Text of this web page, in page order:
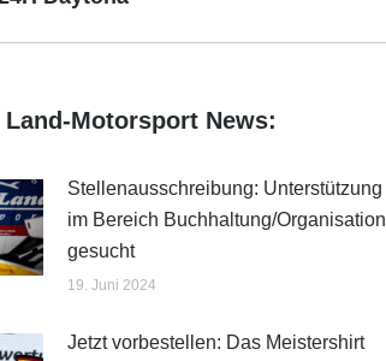
Land-Motorsport News:
Stellenausschreibung: Unterstützung
im Bereich Buchhaltung/Organisation
gesucht
19. Juni 2024
Jetzt vorbestellen: Das Meistershirt